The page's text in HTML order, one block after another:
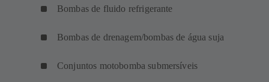
Bombas de fluido refrigerante
Bombas de drenagem/bombas de água suja
Conjuntos motobomba submersíveis